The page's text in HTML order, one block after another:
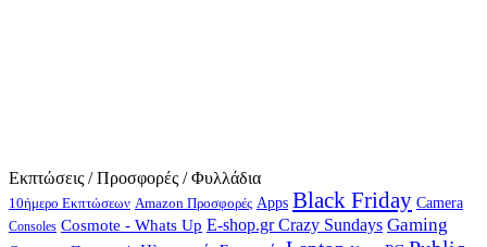
Εκπτώσεις / Προσφορές / Φυλλάδια
10ήμερο Εκπτώσεων Amazon Προσφορές Apps Black Friday Camera
Consoles Cosmote - Whats Up E-shop.gr Crazy Sundays Gaming